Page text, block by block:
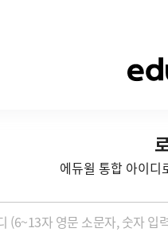
에듀윌 통합 아이디